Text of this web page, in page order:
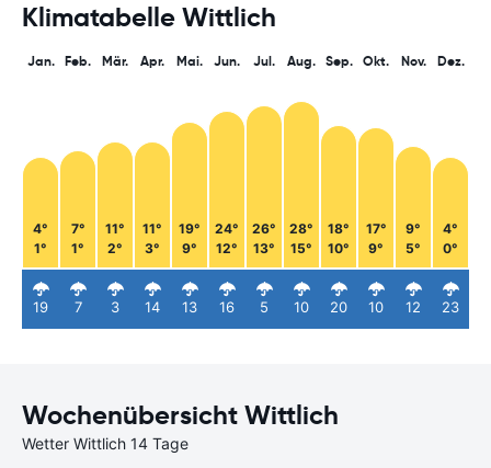
Klimatabelle Wittlich
Jan.
4°
1°
19
Feb.
7°
1°
7
Mär.
11°
2°
3
Apr.
11°
3°
14
Mai.
19°
9°
13
Jun.
24°
12°
16
Jul.
26°
13°
5
Aug.
28°
15°
10
Sep.
18°
10°
20
Okt.
17°
9°
10
Nov.
9°
5°
12
Dez.
4°
0°
23
Wochenübersicht Wittlich
Wetter Wittlich 14 Tage